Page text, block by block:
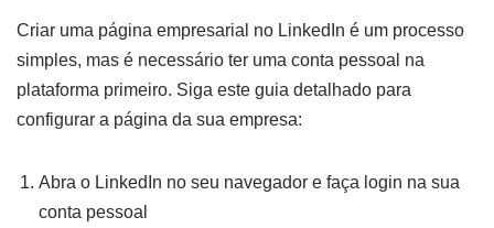
Criar uma página empresarial no LinkedIn é um processo
simples, mas é necessário ter uma conta pessoal na
plataforma primeiro. Siga este guia detalhado para
configurar a página da sua empresa:
Abra o LinkedIn no seu navegador e faça login na sua
conta pessoal